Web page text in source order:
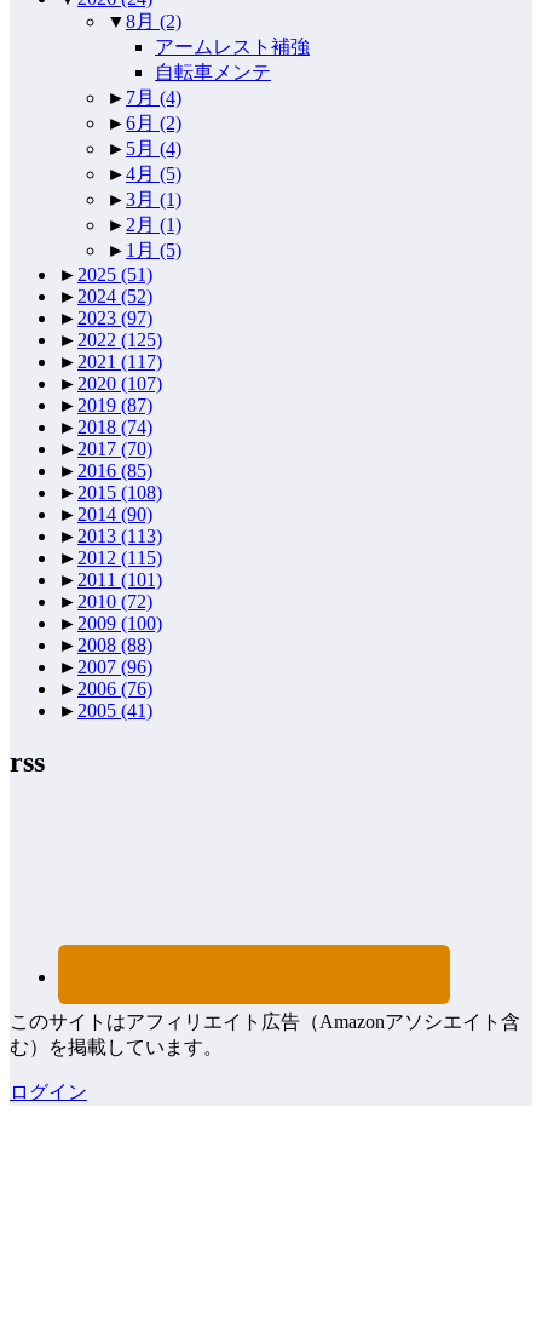
▼8月 (2)
アームレスト補強
自転車メンテ
► 7月 (4)
►6月 (2)
► 5月 (4)
►4月 (5)
►3月 (1)
► 2月 (1)
► 1月 (5)
► 2025 (51)
► 2024 (52)
► 2023 (97)
► 2022 (125)
► 2021 (117)
► 2020 (107)
► 2019 (87)
► 2018 (74)
► 2017 (70)
► 2016 (85)
► 2015 (108)
► 2014 (90)
► 2013 (113)
► 2012 (115)
► 2011 (101)
► 2010 (72)
► 2009 (100)
► 2008 (88)
► 2007 (96)
► 2006 (76)
► 2005 (41)
rss
このサイトはアフィリエイト広告（Amazonアソシエイト含
む）を掲載しています。
ログイン